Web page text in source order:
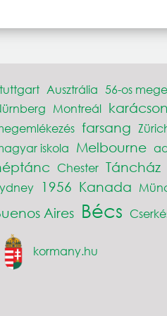
Ausztrália 56-os
Montreál
farsang
iskola Melbourne
Chester Táncház
1956 Kanada
Aires Bécs
kormany.hu